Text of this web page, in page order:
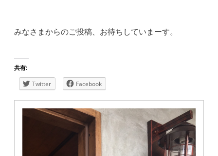
みなさまからのご投稿、お待ちしていまーす。
共有:
Twitter Facebook